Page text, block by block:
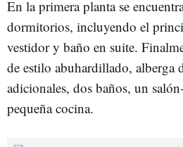
En la primera planta se
dormitorios, incluyendo el
vestidor y baño en suite.
de estilo abuhardillado, alberga
adicionales, dos baños, un
pequeña cocina.